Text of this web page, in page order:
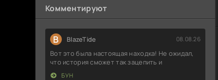
Комментируют
B BlazeTide 08.08.26
Вот это была настоящая находка! Не ожидал,
что история сможет так зацепить и
БУН